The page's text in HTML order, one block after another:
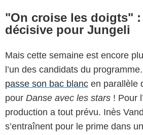
"On croise les doigts" :
décisive pour Jungeli
Mais cette semaine est encore
l’un des candidats du
passe son bac blanc en parallèle
pour Danse avec les stars ! Pour
production a tout prévu. Inès
s’entraînent pour le prime dans